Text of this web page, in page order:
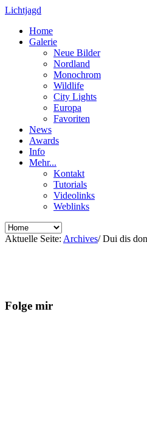
Lichtjagd
Home
Galerie
Neue Bilder
Nordland
Monochrom
Wildlife
City Lights
Europa
Favoriten
News
Awards
Info
Mehr...
Kontakt
Tutorials
Videolinks
Weblinks
Aktuelle Seite: Archives/Dui dis
Folge mir